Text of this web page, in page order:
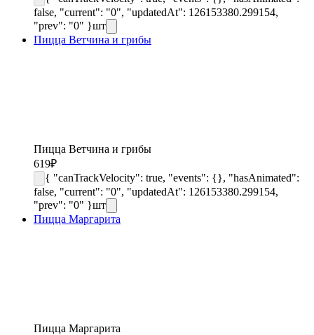
false, "current": "0", "updatedAt": 126153380.299154,
"prev": "0" }шт
Пицца Ветчина и грибы
Пицца Ветчина и грибы
619₽
{ "canTrackVelocity": true, "events": {}, "hasAnimated":
false, "current": "0", "updatedAt": 126153380.299154,
"prev": "0" }шт
Пицца Маргарита
Пицца Маргарита